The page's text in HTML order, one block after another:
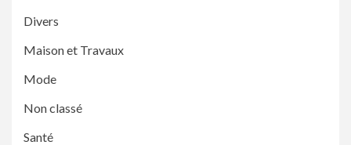
Divers
Maison et Travaux
Mode
Non classé
Santé